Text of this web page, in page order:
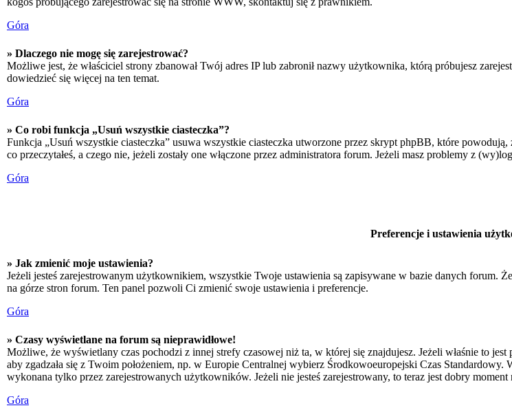
Góra
» Dlaczego nie mogę się zarejestrować?
Możliwe jest, że właściciel strony zbanował Twój adres IP lub zabronił nazwy użytkownika, którą próbujesz
dowiedzieć się więcej na ten temat.
Góra
» Co robi funkcja „Usuń wszystkie ciasteczka”?
Funkcja „Usuń wszystkie ciasteczka” usuwa wszystkie ciasteczka utworzone przez skrypt phpBB, które
co przeczytałeś, a czego nie, jeżeli zostały one włączone przez administratora forum. Jeżeli masz problemy z
Góra
Preferencje i ustawienia
» Jak zmienić moje ustawienia?
Jeżeli jesteś zarejestrowanym użytkownikiem, wszystkie Twoje ustawienia są zapisywane w bazie danych forum.
na górze stron forum. Ten panel pozwoli Ci zmienić swoje ustawienia i preferencje.
Góra
» Czasy wyświetlane na forum są nieprawidłowe!
Możliwe, że wyświetlany czas pochodzi z innej strefy czasowej niż ta, w której się znajdujesz. Jeżeli właśnie to
aby zgadzała się z Twoim położeniem, np. w Europie Centralnej wybierz Środkowoeuropejski Czas
wykonana tylko przez zarejestrowanych użytkowników. Jeżeli nie jesteś zarejestrowany, to teraz jest dobry moment
Góra